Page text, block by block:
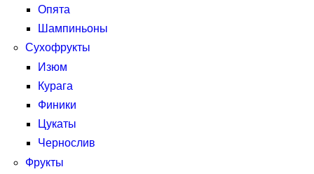
Опята
Шампиньоны
Сухофрукты
Изюм
Курага
Финики
Цукаты
Чернослив
Фрукты